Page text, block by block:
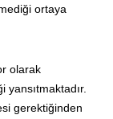
ortaya
olarak
gerektiğinden